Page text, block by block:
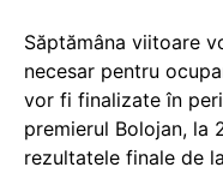
Săptămâna viitoare
necesar pentru
vor fi finalizate în
premierul Bolojan, la
rezultatele finale de